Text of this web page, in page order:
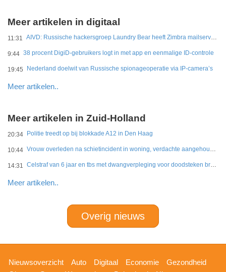
Meer artikelen in digitaal
11:31 AIVD: Russische hackersgroep Laundry Bear heeft Zimbra mailservers gehackt
9:44 38 procent DigiD-gebruikers logt in met app en eenmalige ID-controle
19:45 Nederland doelwit van Russische spionageoperatie via IP-camera’s
Meer artikelen..
Meer artikelen in Zuid-Holland
20:34 Politie treedt op bij blokkade A12 in Den Haag
10:44 Vrouw overleden na schietincident in woning, verdachte aangehouden
14:31 Celstraf van 6 jaar en tbs met dwangverpleging voor doodsteken broer in Gouda
Meer artikelen..
Overig nieuws
Hoofdnavigatie
Nieuwsoverzicht Auto Digitaal Economie
Gezondheid